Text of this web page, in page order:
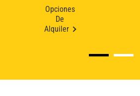
Opciones
De
Alquiler